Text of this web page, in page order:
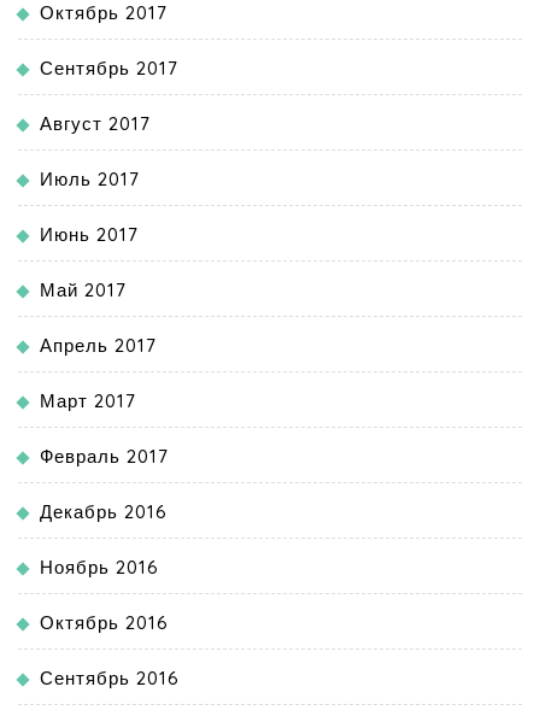
Октябрь 2017
Сентябрь 2017
Август 2017
Июль 2017
Июнь 2017
Май 2017
Апрель 2017
Март 2017
Февраль 2017
Декабрь 2016
Ноябрь 2016
Октябрь 2016
Сентябрь 2016